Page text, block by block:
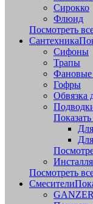
Сирокко
Флюид
Посмотреть
Сантехника
Сифоны
Трапы
Фановые
Гофры
Обвязка
Посмотреть
Смесители
GANZER